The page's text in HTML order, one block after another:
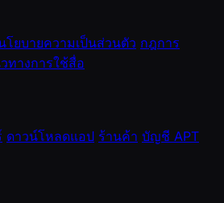
โยบายความเป็นส่วนตัว กฎการ
ทางการใช้สื่อ
ดาวน์โหลดแอป ร้านค้า บัญชี APT